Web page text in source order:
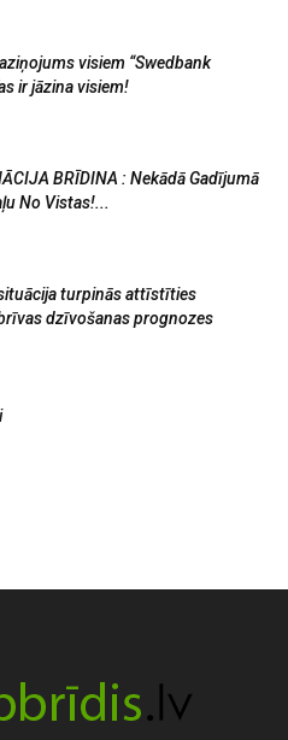
visiem “Swedbank
ir jāzina visiem!
BRĪDINA : Nekādā Gadījumā
No Vistas!...
turpinās attīstīties
dzīvošanas prognozes